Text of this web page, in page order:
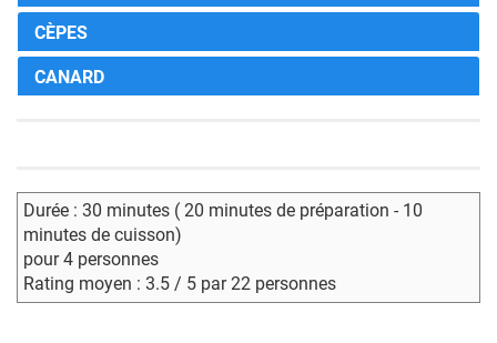
CÈPES
CANARD
Durée : 30 minutes ( 20 minutes de préparation - 10
minutes de cuisson)
pour 4 personnes
Rating moyen : 3.5 / 5 par 22 personnes